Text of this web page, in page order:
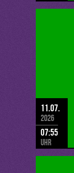
11.07.
2026
07:55
Uhr